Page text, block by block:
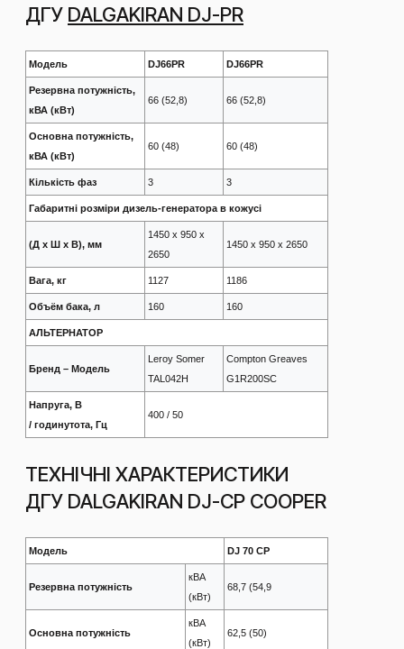
ДГУ DALGAKIRAN DJ-PR
Модель DJ66PR DJ66PR
Резервна потужність,
кВА (кВт)
66 (52,8) 66 (52,8)
Основна потужність,
кВА (кВт)
60 (48) 60 (48)
Кількість фаз 3 3
Габаритні розміри дизель-генератора в кожусі
(Д х Ш х В), мм
1450 x 950 x
2650
1450 x 950 x 2650
Вага, кг 1127 1186
Объём бака, л 160 160
АЛЬТЕРНАТОР
Бренд – Модель
Leroy Somer
TAL042H
Compton Greaves
G1R200SC
Напруга, В
/ годинутота, Гц
400 / 50
ТЕХНІЧНІ ХАРАКТЕРИСТИКИ
ДГУ DALGAKIRAN DJ-CP COOPER
Модель DJ 70 CP
Резервна потужність
кВА
(кВт)
68,7 (54,9
Основна потужність
кВА
(кВт)
62,5 (50)